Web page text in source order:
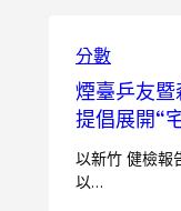
分數
煙臺乒友暨
提倡展開“
以新竹 健檢報
以…